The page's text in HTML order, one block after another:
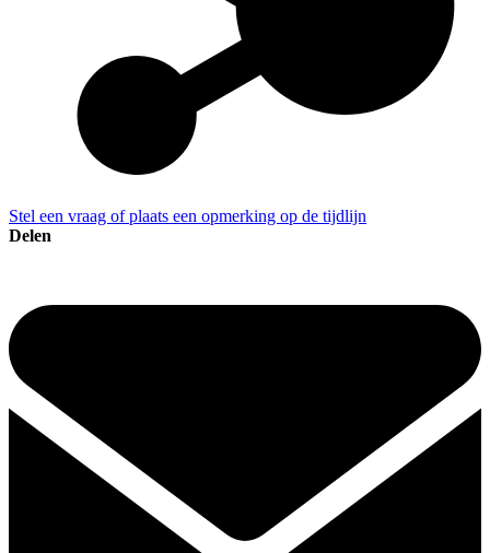
Stel een vraag of plaats een opmerking op de tijdlijn
Delen